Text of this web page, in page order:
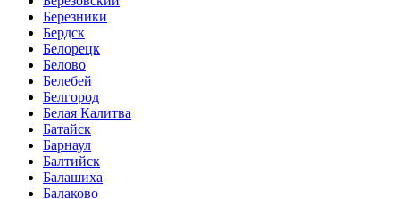
Березники
Бердск
Белорецк
Белово
Белебей
Белгород
Белая Калитва
Батайск
Барнаул
Балтийск
Балашиха
Балаково